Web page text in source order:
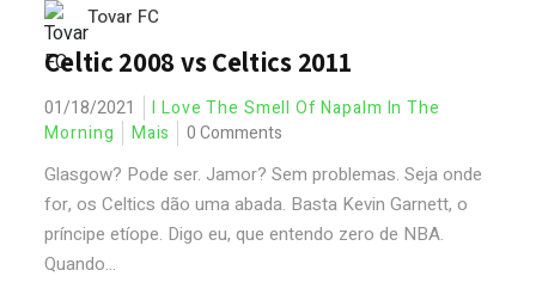
Tovar FC
Celtic 2008 vs Celtics 2011
01/18/2021
I Love The Smell Of Napalm In The
Morning
Mais 0 Comments
Glasgow? Pode ser. Jamor? Sem problemas. Seja onde
for, os Celtics dão uma abada. Basta Kevin Garnett, o
príncipe etíope. Digo eu, que entendo zero de NBA.
Quando...